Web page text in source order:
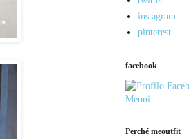
instagram
pinterest
facebook
Perché meoutfit